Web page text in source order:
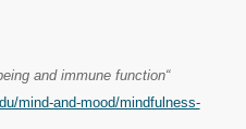
and immune function“
mind-and-mood/mindfulness-